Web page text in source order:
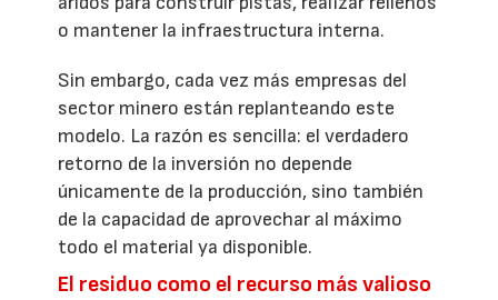
o mantener la infraestructura interna.
Sin embargo, cada vez más empresas del
sector minero están replanteando este
modelo. La razón es sencilla: el verdadero
retorno de la inversión no depende
únicamente de la producción, sino también
de la capacidad de aprovechar al máximo
todo el material ya disponible.
El residuo como el recurso más valioso